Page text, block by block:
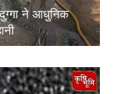
दुग्गा ने आधुनिक